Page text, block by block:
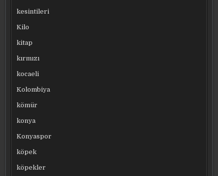
kesintileri
Kilo
kitap
kırmızı
kocaeli
Kolombiya
kömür
konya
Konyaspor
köpek
köpekler